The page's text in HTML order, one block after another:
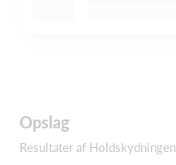
Opslag
Resultater af Holdskydningen